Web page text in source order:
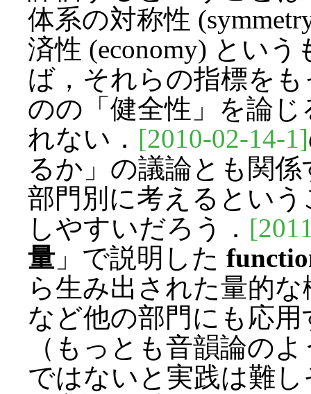
体系の対称性
済性 (economy) とい
ば，それらの指標を
のの「健全性」を論
れない． [2010-02-14-1]
るか」の議論とも関
部門別に考えるとい
しやすいだろう．
量 」で説明した
ら生み出された量的
など他の部門にも応
（もっとも音韻論の
ではないと実践は難